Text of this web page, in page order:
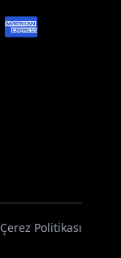
Çerez Politikası